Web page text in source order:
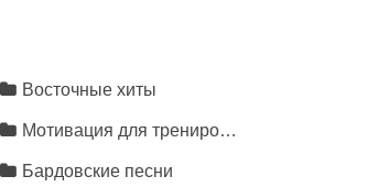
Восточные хиты
Мотивация для тренировок
Бардовские песни